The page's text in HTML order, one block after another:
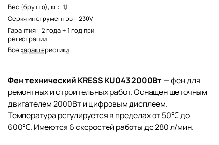
Вес (брутто), кг: 1,1
Серия инструментов: 230V
Гарантия: 2 года + 1 год при
регистрации
Все характеристики
Фен технический KRESS KU043 2000Вт— фен для
ремонтных и строительных работ. Оснащен щеточным
двигателем 2000Вт и цифровым дисплеем.
Температура регулируется в пределах от 50℃ до
600℃. Имеются 6 скоростей работы до 280 л/мин.